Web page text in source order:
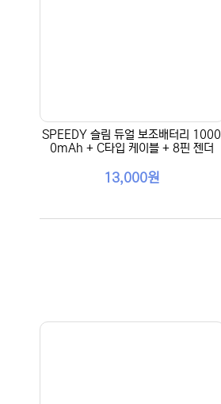
SPEEDY 슬림 듀얼 보조배터리 1000
0mAh + C타입 케이블 + 8핀 젠더
13,000원